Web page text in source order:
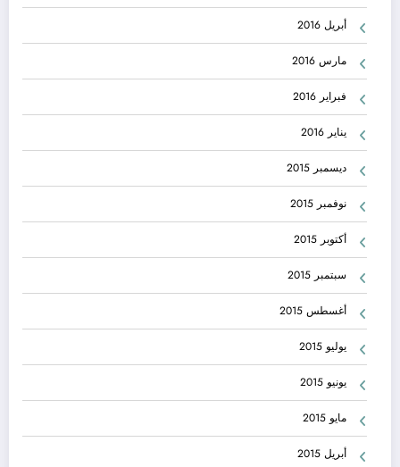
أبريل 2016
مارس 2016
فبراير 2016
يناير 2016
ديسمبر 2015
نوفمبر 2015
أكتوبر 2015
سبتمبر 2015
أغسطس 2015
يوليو 2015
يونيو 2015
مايو 2015
أبريل 2015